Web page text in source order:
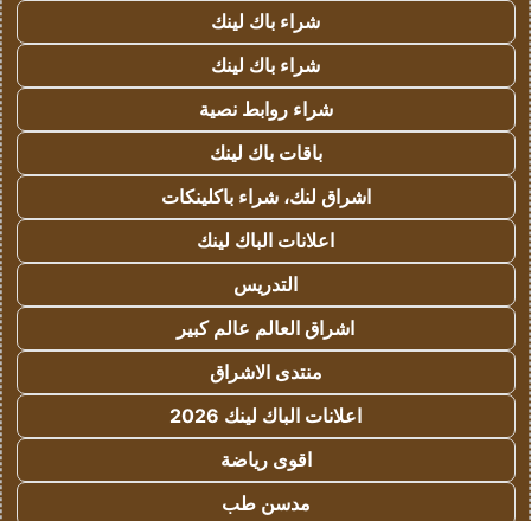
شراء باك لينك
شراء باك لينك
شراء روابط نصية
باقات باك لينك
اشراق لنك، شراء باكلينكات
اعلانات الباك لينك
التدريس
اشراق العالم عالم كبير
منتدى الاشراق
اعلانات الباك لينك 2026
اقوى رياضة
مدسن طب